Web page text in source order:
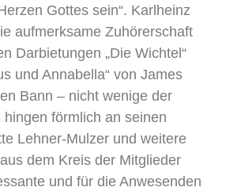
Gottes sein“. Karlheinz
aufmerksame Zuhörerschaft
Darbietungen „Die Wichtel“
und Annabella“ von James
Bann – nicht wenige der
förmlich an seinen
Lehner-Mulzer und weitere
dem Kreis der Mitglieder
und für die Anwesenden